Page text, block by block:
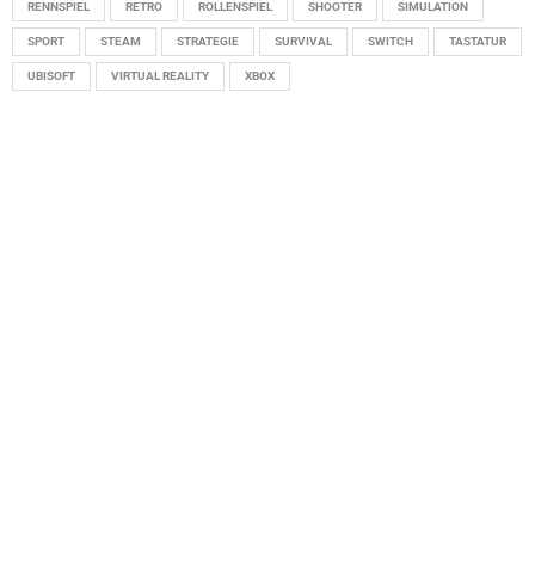
RENNSPIEL RETRO ROLLENSPIEL SHOOTER SIMULATION
SPORT STEAM STRATEGIE SURVIVAL SWITCH TASTATUR
UBISOFT VIRTUAL REALITY XBOX